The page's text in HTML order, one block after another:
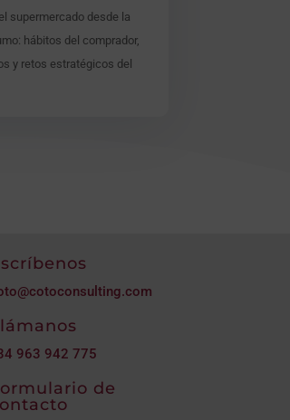
supermercado desde la
hábitos del comprador,
y retos estratégicos del
963 942 775
de